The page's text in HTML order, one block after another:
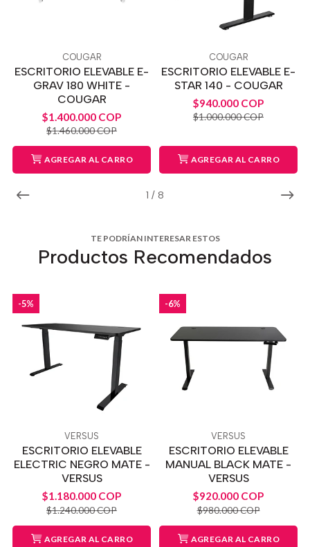
1 / 8
COUGAR
ESCRITORIO ELEVABLE E-
GRAV 180 WHITE -
COUGAR
$1.400.000 COP
$1.460.000 COP
AGREGAR AL CARRO
COUGAR
ESCRITORIO ELEVABLE E-
STAR 140 - COUGAR
$940.000 COP
$1.000.000 COP
AGREGAR AL CARRO
TE PODRÍAN INTERESAR ESTOS
Productos Recomendados
-5%
VERSUS
ESCRITORIO ELEVABLE
ELECTRIC NEGRO MATE -
VERSUS
$1.180.000 COP
$1.240.000 COP
AGREGAR AL CARRO
-6%
VERSUS
ESCRITORIO ELEVABLE
MANUAL BLACK MATE -
VERSUS
$920.000 COP
$980.000 COP
AGREGAR AL CARRO